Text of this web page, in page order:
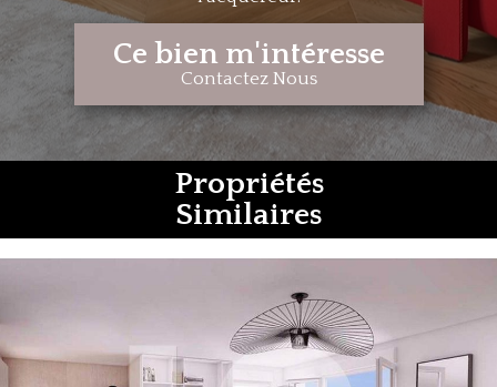
Ce bien m'intéresse
Contactez Nous
Propriétés
Similaires